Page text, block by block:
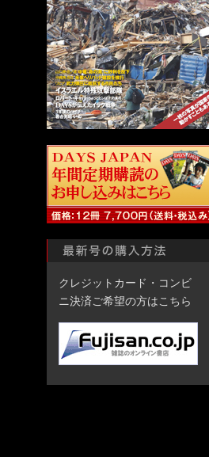
クレジットカード・コンビ
ニ決済ご希望の方はこちら